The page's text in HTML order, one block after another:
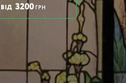
ВІД 3200 ГРН